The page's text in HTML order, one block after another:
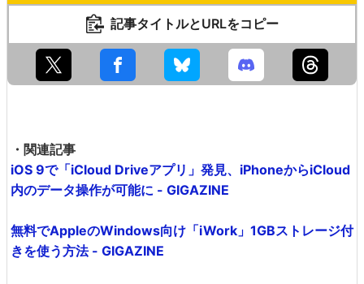
記事タイトルとURLをコピー
・関連記事
iOS 9で「iCloud Driveアプリ」発見、iPhoneからiCloud
内のデータ操作が可能に - GIGAZINE
無料でAppleのWindows向け「iWork」1GBストレージ付
きを使う方法 - GIGAZINE